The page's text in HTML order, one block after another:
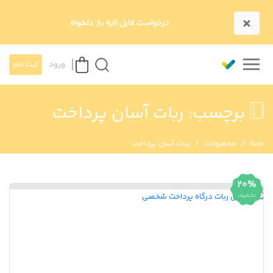
× درخواست فایل لایه باز دلخواه
ورود ثبت نام
برچسب: ربات آسان پرداخت
خانه محصولات ربات آسان پرداخت
20%
تخفیف